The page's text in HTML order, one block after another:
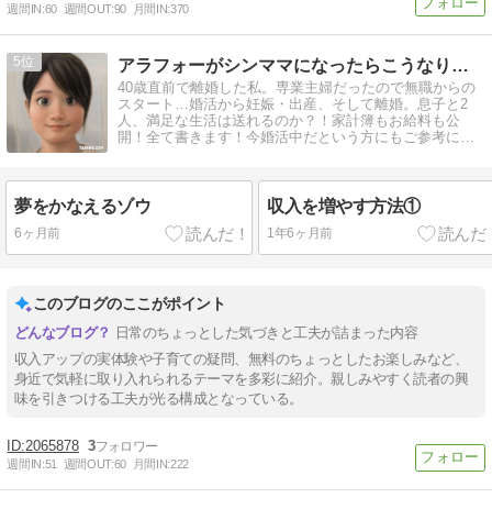
週間IN:60 週間OUT:90 月間IN:370
5 アラフォーがシンママになったらこうなりました
40歳直前で離婚した私。専業主婦だったので無職からの
スタート…婚活から妊娠・出産、そして離婚。息子と2
人、満足な生活は送れるのか？！家計簿もお給料も公
開！全て書きます！今婚活中だという方にもご参考にな
夢をかなえるゾウ
6ヶ月前
収入を増やす方法①
1年6ヶ月前
このブログのここがポイント
日常のちょっとした気づきと工夫が詰まった内容
収入アップの実体験や子育ての疑問、無料のちょっとしたお楽しみなど、
身近で気軽に取り入れられるテーマを多彩に紹介。親しみやすく読者の興
味を引きつける工夫が光る構成となっている。
2065878 3
週間IN:51 週間OUT:60 月間IN:222